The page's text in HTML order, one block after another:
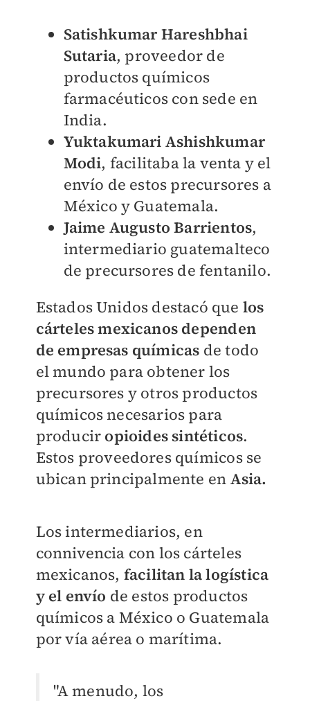
Satishkumar Hareshbhai
Sutaria, proveedor de
productos químicos
farmacéuticos con sede en
India.
Yuktakumari Ashishkumar
Modi, facilitaba la venta y el
envío de estos precursores a
México y Guatemala.
Jaime Augusto Barrientos,
intermediario guatemalteco
de precursores de fentanilo.
Estados Unidos destacó que los
cárteles mexicanos dependen
de empresas químicas de todo
el mundo para obtener los
precursores y otros productos
químicos necesarios para
producir opioides sintéticos.
Estos proveedores químicos se
ubican principalmente en Asia.
Los intermediarios, en
connivencia con los cárteles
mexicanos, facilitan la logística
y el envío de estos productos
químicos a México o Guatemala
por vía aérea o marítima.
"A menudo, los